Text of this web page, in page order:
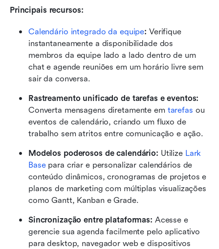
Principais recursos:
Calendário integrado da equipe: Verifique
instantaneamente a disponibilidade dos
membros da equipe lado a lado dentro de um
chat e agende reuniões em um horário livre sem
sair da conversa.
Rastreamento unificado de tarefas e eventos:
Converta mensagens diretamente em tarefas ou
eventos de calendário, criando um fluxo de
trabalho sem atritos entre comunicação e ação.
Modelos poderosos de calendário: Utilize Lark
Base para criar e personalizar calendários de
conteúdo dinâmicos, cronogramas de projetos e
planos de marketing com múltiplas visualizações
como Gantt, Kanban e Grade.
Sincronização entre plataformas: Acesse e
gerencie sua agenda facilmente pelo aplicativo
para desktop, navegador web e dispositivos